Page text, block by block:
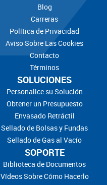
Blog
Carreras
Política de Privacidad
Aviso Sobre Las Cookies
Contacto
Términos
SOLUCIONES
Personalice su Solución
Obtener un Presupuesto
Envasado Retráctil
Sellado de Bolsas y Fundas
Sellado de Gas al Vacío
SOPORTE
Biblioteca de Documentos
Vídeos Sobre Cómo Hacerlo